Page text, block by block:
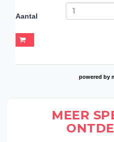
Aantal
powered by
MEER